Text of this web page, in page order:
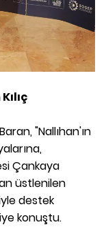
"Nallıhan'ın
Çankaya
üstlenilen
destek
konuştu.